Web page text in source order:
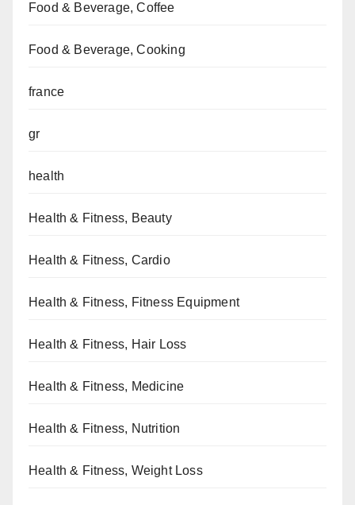
Food & Beverage, Coffee
Food & Beverage, Cooking
france
gr
health
Health & Fitness, Beauty
Health & Fitness, Cardio
Health & Fitness, Fitness Equipment
Health & Fitness, Hair Loss
Health & Fitness, Medicine
Health & Fitness, Nutrition
Health & Fitness, Weight Loss